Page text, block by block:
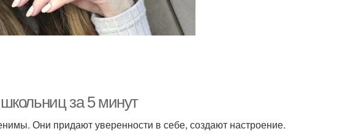
за 5 минут
Они придают уверенности в себе, создают настроение.